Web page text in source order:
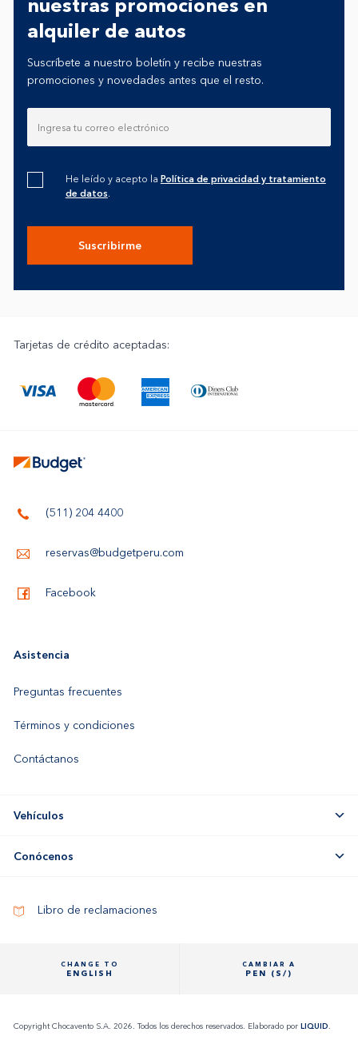
nuestras promociones en
alquiler de autos
Suscríbete a nuestro boletín y recibe nuestras
promociones y novedades antes que el resto.
He leído y acepto la Política de privacidad y tratamiento
de datos.
Suscribirme
Tarjetas de crédito aceptadas:
(511) 204 4400
reservas@budgetperu.com
Facebook
Asistencia
Preguntas frecuentes
Términos y condiciones
Contáctanos
Vehículos
Conócenos
Libro de reclamaciones
CHANGE TO
ENGLISH
CAMBIAR A
PEN (S/)
Copyright Chocavento S.A. 2026. Todos los derechos reservados. Elaborado porLIQUID.